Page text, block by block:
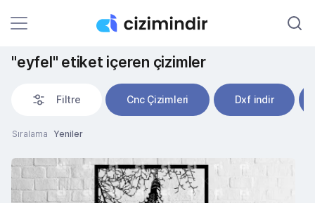
"eyfel" etiket içeren çizimler
Filtre Cnc Çizimleri Dxf indir
Sıralama Yeniler